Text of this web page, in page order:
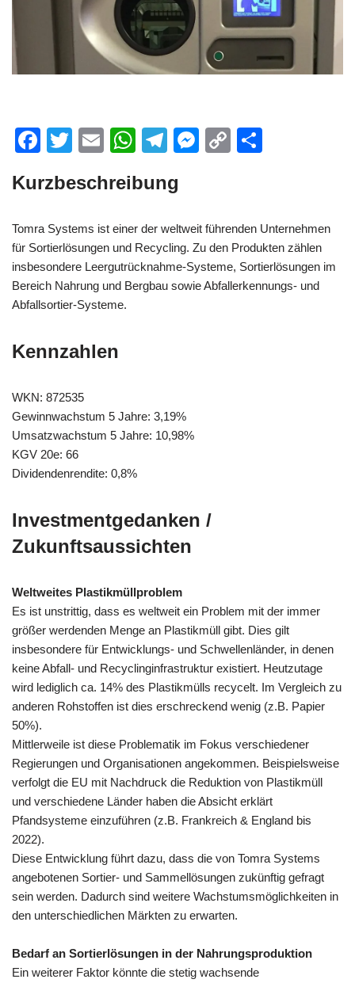
F
c
b
o
o
k
T
tt
E
ail
W
at
A
p
p
T
e
a
m
M
n
g
er
C
Li
n
k
Kurzbeschreibung
Tomra Systems ist einer der weltweit führenden Unternehmen
für Sortierlösungen und Recycling. Zu den Produkten zählen
insbesondere Leergutrücknahme-Systeme, Sortierlösungen im
Bereich Nahrung und Bergbau sowie Abfallerkennungs- und
Abfallsortier-Systeme.
Kennzahlen
WKN: 872535
Gewinnwachstum 5 Jahre: 3,19%
Umsatzwachstum 5 Jahre: 10,98%
KGV 20e: 66
Dividendenrendite: 0,8%
Investmentgedanken /
Zukunftsaussichten
Weltweites Plastikmüllproblem
Es ist unstrittig, dass es weltweit ein Problem mit der immer
größer werdenden Menge an Plastikmüll gibt. Dies gilt
insbesondere für Entwicklungs- und Schwellenländer, in denen
keine Abfall- und Recyclinginfrastruktur existiert. Heutzutage
wird lediglich ca. 14% des Plastikmülls recycelt. Im Vergleich zu
anderen Rohstoffen ist dies erschreckend wenig (z.B. Papier
50%).
Mittlerweile ist diese Problematik im Fokus verschiedener
Regierungen und Organisationen angekommen. Beispielsweise
verfolgt die EU mit Nachdruck die Reduktion von Plastikmüll
und verschiedene Länder haben die Absicht erklärt
Pfandsysteme einzuführen (z.B. Frankreich & England bis
2022).
Diese Entwicklung führt dazu, dass die von Tomra Systems
angebotenen Sortier- und Sammellösungen zukünftig gefragt
sein werden. Dadurch sind weitere Wachstumsmöglichkeiten in
den unterschiedlichen Märkten zu erwarten.
Bedarf an Sortierlösungen in der Nahrungsproduktion
Ein weiterer Faktor könnte die stetig wachsende